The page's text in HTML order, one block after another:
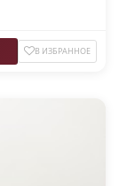
В ИЗБРАННОЕ